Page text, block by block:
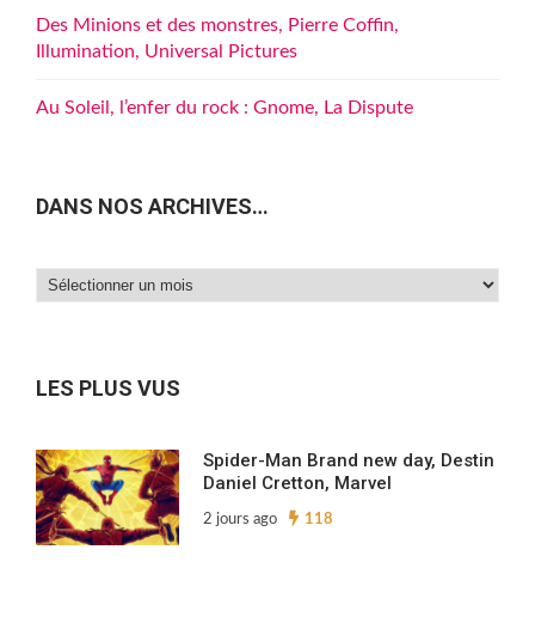
Des Minions et des monstres, Pierre Coffin,
Illumination, Universal Pictures
Au Soleil, l’enfer du rock : Gnome, La Dispute
DANS NOS ARCHIVES…
Dans
LES PLUS VUS
Spider-Man Brand new day, Destin
Daniel Cretton, Marvel
2 jours ago 118